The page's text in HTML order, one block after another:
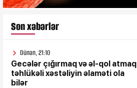
Son xəbərlər
Dünən, 21:10
Gecələr çığırmaq və əl-qol atmaq
təhlükəli xəstəliyin əlaməti ola
bilər